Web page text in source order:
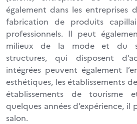
également dans les entreprises
fabrication de produits
professionnels. Il peut
milieux de la mode et du
structures, qui disposent
intégrées peuvent également
esthétiques, les établissements
établissements de tourisme
quelques années d’expérience,
salon.